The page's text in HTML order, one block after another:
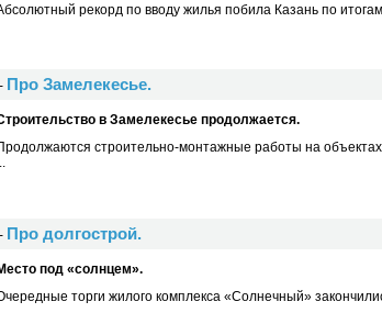
рекорд по вводу жилья побила Казань по
- Про Замелекесье.
в Замелекесье продолжается.
строительно-монтажные работы на
- Про долгострой.
под «солнцем».
торги жилого комплекса «Солнечный»